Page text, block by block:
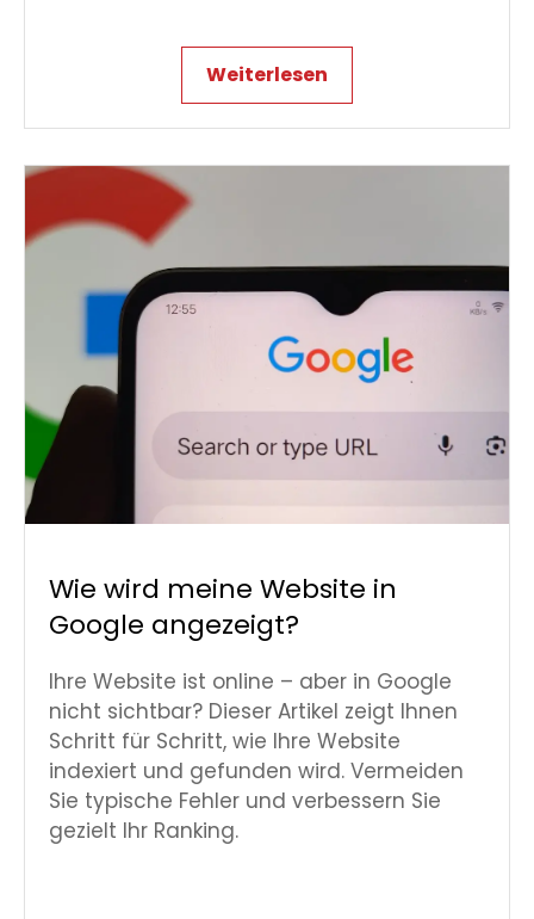
Weiterlesen
Wie wird meine Website in
Google angezeigt?
Ihre Website ist online – aber in Google
nicht sichtbar? Dieser Artikel zeigt Ihnen
Schritt für Schritt, wie Ihre Website
indexiert und gefunden wird. Vermeiden
Sie typische Fehler und verbessern Sie
gezielt Ihr Ranking.